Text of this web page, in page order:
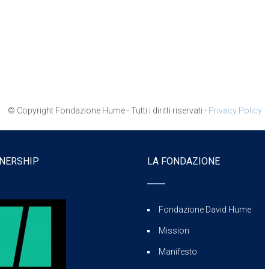
© Copyright Fondazione Hume - Tutti i diritti riservati - Privacy Policy
LA FONDAZIONE
Fondazione David Hume
Mission
Manifesto